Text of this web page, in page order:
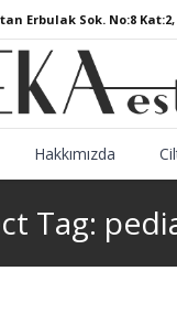
Erbulak Sok. No:8
Hakkımızda
Tag: